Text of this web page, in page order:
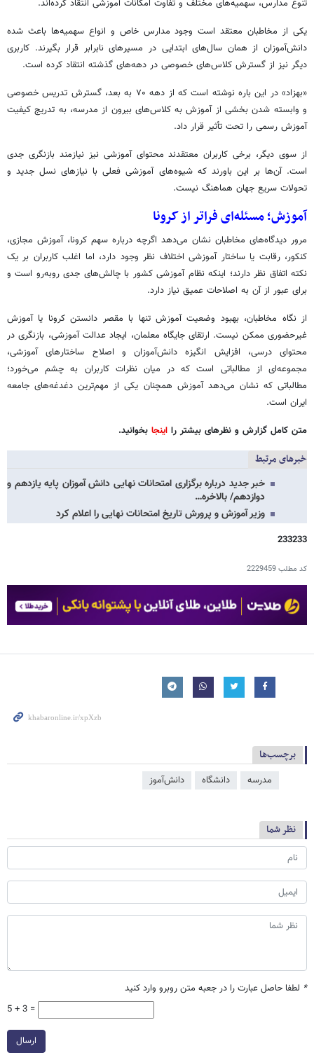
تنوع مدارس، سهمیه‌های مختلف و تفاوت امکانات آموزشی انتقاد کرده‌اند.
یکی از مخاطبان معتقد است وجود مدارس خاص و انواع سهمیه‌ها باعث شده
دانش‌آموزان از همان سال‌های ابتدایی در مسیرهای نابرابر قرار بگیرند. کاربری
دیگر نیز از گسترش کلاس‌های خصوصی در دهه‌های گذشته انتقاد کرده است.
«بهزاد» در این باره نوشته است که از دهه ۷۰ به بعد، گسترش تدریس خصوصی
و وابسته شدن بخشی از آموزش به کلاس‌های بیرون از مدرسه، به تدریج کیفیت
آموزش رسمی را تحت تأثیر قرار داد.
از سوی دیگر، برخی کاربران معتقدند محتوای آموزشی نیز نیازمند بازنگری جدی
است. آن‌ها بر این باورند که شیوه‌های آموزشی فعلی با نیازهای نسل جدید و
تحولات سریع جهان هماهنگ نیست.
آموزش؛ مسئله‌ای فراتر از کرونا
مرور دیدگاه‌های مخاطبان نشان می‌دهد اگرچه درباره سهم کرونا، آموزش مجازی،
کنکور، رقابت یا ساختار آموزشی اختلاف نظر وجود دارد، اما اغلب کاربران بر یک
نکته اتفاق نظر دارند؛ اینکه نظام آموزشی کشور با چالش‌های جدی روبه‌رو است و
برای عبور از آن به اصلاحات عمیق نیاز دارد.
از نگاه مخاطبان، بهبود وضعیت آموزش تنها با مقصر دانستن کرونا یا آموزش
غیرحضوری ممکن نیست. ارتقای جایگاه معلمان، ایجاد عدالت آموزشی، بازنگری در
محتوای درسی، افزایش انگیزه دانش‌آموزان و اصلاح ساختارهای آموزشی،
مجموعه‌ای از مطالباتی است که در میان نظرات کاربران به چشم می‌خورد؛
مطالباتی که نشان می‌دهد آموزش همچنان یکی از مهم‌ترین دغدغه‌های جامعه
ایران است.
متن کامل گزارش و نظرهای بیشتر را اینجا بخوانید.
خبرهای مرتبط
خبر جدید درباره برگزاری امتحانات نهایی دانش آموزان پایه یازدهم و
دوازدهم/ بالاخره…
وزیر آموزش و پرورش تاریخ امتحانات نهایی را اعلام کرد
233233
کد مطلب2229459
برچسب‌ها
مدرسه دانشگاه دانش‌آموز
نظر شما
* لطفا حاصل عبارت را در جعبه متن روبرو وارد کنید
5 + 3 =
ارسال